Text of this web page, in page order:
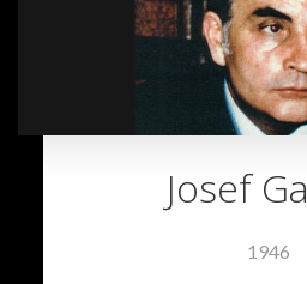
Josef
1946